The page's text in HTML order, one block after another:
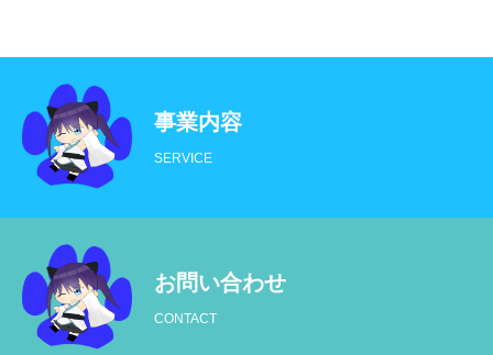
トップ
実績
よくある質問
事業内容
SERVICE
お問い合わせ
CONTACT